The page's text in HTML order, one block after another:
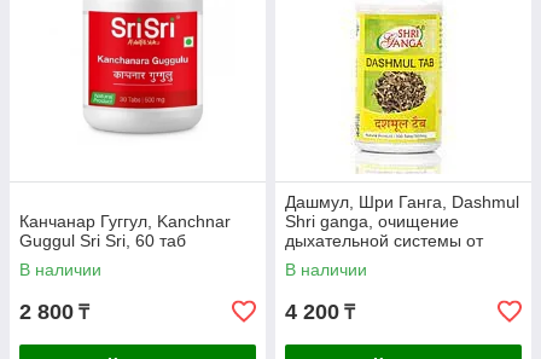
Канчанар Гуггул, Kanchnar
Guggul Sri Sri, 60 таб
В наличии
2 800 ₸
Дашмул, Шри Ганга, Dashmul
Shri ganga, очищение
дыхательной системы от
шлаков, 100 таблеток
В наличии
4 200 ₸